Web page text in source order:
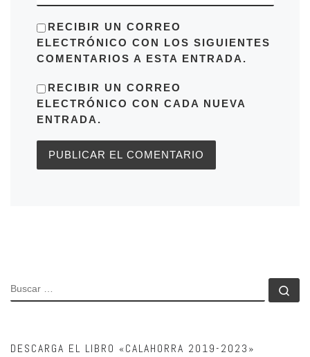
RECIBIR UN CORREO
ELECTRÓNICO CON LOS SIGUIENTES
COMENTARIOS A ESTA ENTRADA.
RECIBIR UN CORREO
ELECTRÓNICO CON CADA NUEVA
ENTRADA.
BUSCAR
DESCARGA EL LIBRO «CALAHORRA 2019-2023»